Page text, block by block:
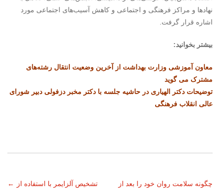
نهادها و مراکز فرهنگی و اجتماعی و کاهش آسیب‌های اجتماعی مورد
اشاره قرار گرفت.
بیشتر بخوانید:
معاون آموزشی وزارت بهداشت از آخرین وضعیت انتقال رشته‌های
مشترک می گوید
توضیحات دکتر الهیاری در حاشیه جلسه با دکتر مخبر دزفولی دبیر شورای
عالی انقلاب فرهنگی
← تشخیص آلزایمر با استفاده از چگونه سلامت روان خود را بعد از